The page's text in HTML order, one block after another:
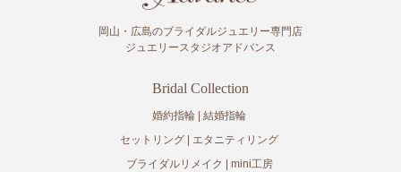
岡山・広島のブライダルジュエリー専門店
ジュエリースタジオアドバンス
Bridal Collection
婚約指輪
結婚指輪
セットリング
エタニティリング
ブライダルリメイク
mini工房